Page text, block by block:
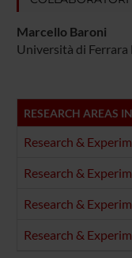
Marcello Baroni
Università di
RESEARCH AREAS
Research &
Research &
Research &
Research &